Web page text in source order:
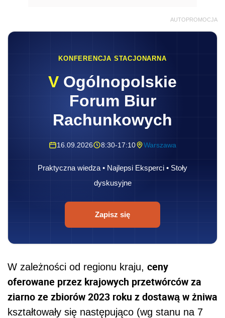
AUTOPROMOCJA
KONFERENCJA STACJONARNA
V Ogólnopolskie
Forum Biur
Rachunkowych
16.09.2026 8:30-17:10 Warszawa
Praktyczna wiedza • Najlepsi Eksperci • Stoły
dyskusyjne
Zapisz się
W zależności od regionu kraju, ceny
oferowane przez krajowych przetwórców za
ziarno ze zbiorów 2023 roku z dostawą w żniwa
kształtowały się następująco (wg stanu na 7